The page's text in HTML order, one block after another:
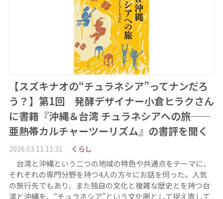
【スズキナオの“チュラネシア”ってナンだろ
う？】第1回 発酵デザイナー小倉ヒラクさん
に書籍『沖縄＆台湾 チュラネシアへの旅——
亜熱帯カルチャーツーリズム』の書評を聞く
2026.03.11 11:31 くらし
台湾と沖縄という二つの地域の特色や共通点をテーマに、
それぞれの専門分野を持つ4人の方々にお話を伺った。人気
の旅行先でもあり、また独自の文化と複雑な歴史とを持つ台
湾と沖縄を、“チュラネシア”という文化圏として捉え直して